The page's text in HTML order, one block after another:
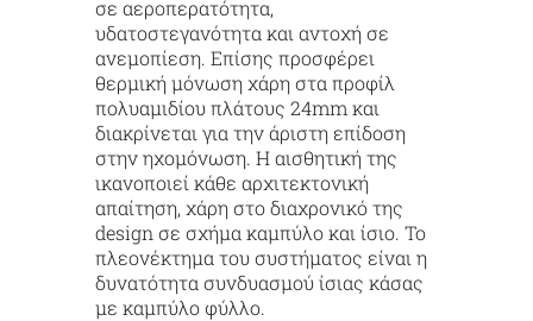
σε αεροπερατότητα,
υδατοστεγανότητα και αντοχή σε
ανεμοπίεση. Επίσης προσφέρει
θερμική μόνωση χάρη στα προφίλ
πολυαμιδίου πλάτους 24mm και
διακρίνεται για την άριστη επίδοση
στην ηχομόνωση. Η αισθητική της
ικανοποιεί κάθε αρχιτεκτονική
απαίτηση, χάρη στο διαχρονικό της
design σε σχήμα καμπύλο και ίσιο. Το
πλεονέκτημα του συστήματος είναι η
δυνατότητα συνδυασμού ίσιας κάσας
με καμπύλο φύλλο.